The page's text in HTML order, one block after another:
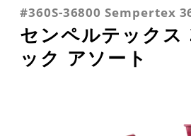
#360S-36800 Sempertex
センペルテックス
ック アソート